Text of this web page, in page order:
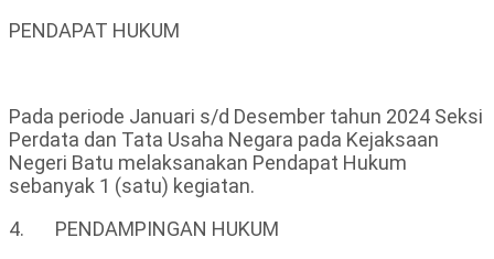
PENDAPAT HUKUM
Pada periode Januari s/d Desember tahun 2024 Seksi
Perdata dan Tata Usaha Negara pada Kejaksaan
Negeri Batu melaksanakan Pendapat Hukum
sebanyak 1 (satu) kegiatan.
4. PENDAMPINGAN HUKUM